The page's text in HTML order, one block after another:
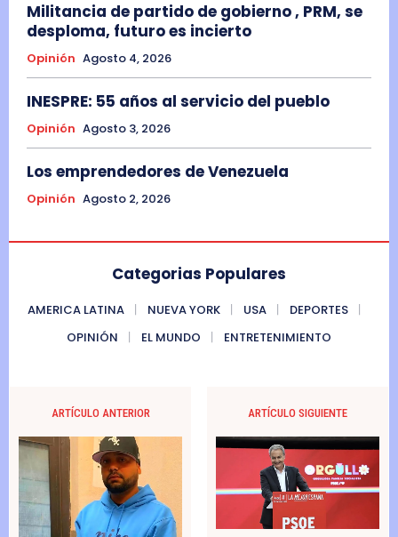
Militancia de partido de gobierno , PRM, se
desploma, futuro es incierto
Opinión Agosto 4, 2026
INESPRE: 55 años al servicio del pueblo
Opinión Agosto 3, 2026
Los emprendedores de Venezuela
Opinión Agosto 2, 2026
Categorias Populares
AMERICA LATINA NUEVA YORK USA
DEPORTES
OPINIÓN
EL MUNDO ENTRETENIMIENTO
ARTÍCULO ANTERIOR ARTÍCULO SIGUIENTE